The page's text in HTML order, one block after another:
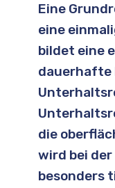
Eine
eine
bildet eine
die
wird bei
besonders